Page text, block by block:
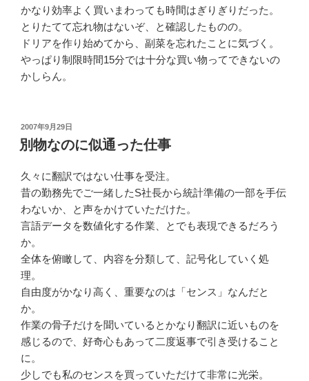
かなり効率よく買いまわっても時間はぎりぎりだった。
とりたてて忘れ物はないぞ、と確認したものの。
ドリアを作り始めてから、副菜を忘れたことに気づく。
やっぱり制限時間15分では十分な買い物ってできないの
かしらん。
投
稿
日:
2007年9月29日
別物なのに似通った仕事
久々に翻訳ではない仕事を受注。
昔の勤務先でご一緒したS社長から統計準備の一部を手伝
わないか、と声をかけていただけた。
言語データを数値化する作業、とでも表現できるだろう
か。
全体を俯瞰して、内容を分類して、記号化していく処
理。
自由度がかなり高く、重要なのは「センス」なんだと
か。
作業の骨子だけを聞いているとかなり翻訳に近いものを
感じるので、好奇心もあって二度返事で引き受けること
に。
少しでも私のセンスを買っていただけて非常に光栄。